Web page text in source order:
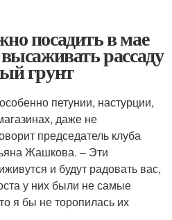
посадить в мае
рассаду
грунт
петунии, настурции,
даже не
председатель клуба
Жашкова. – Эти
и будут радовать вас,
у них были не самые
я бы не торопилась их